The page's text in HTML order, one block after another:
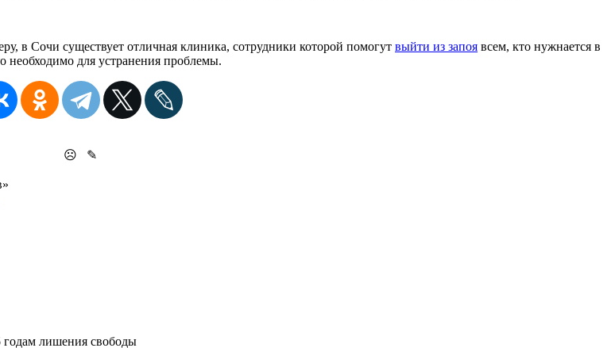
в Сочи существует отличная клиника, сотрудники которой помогут выйти из запоя всем, кто нужнается в
для устранения проблемы.
☹
✎